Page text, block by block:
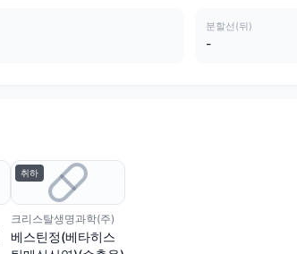
분할선(뒤)
-
취하
크리스탈생명과학(주)
베스틴정(베타히스